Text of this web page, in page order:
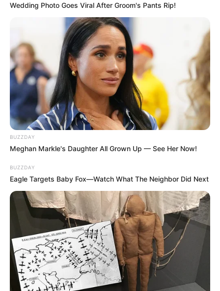
Wedding Photo Goes Viral After Groom's Pants Rip!
BUZZDAY
Meghan Markle's Daughter All Grown Up — See Her Now!
BUZZDAY
Eagle Targets Baby Fox—Watch What The Neighbor Did Next